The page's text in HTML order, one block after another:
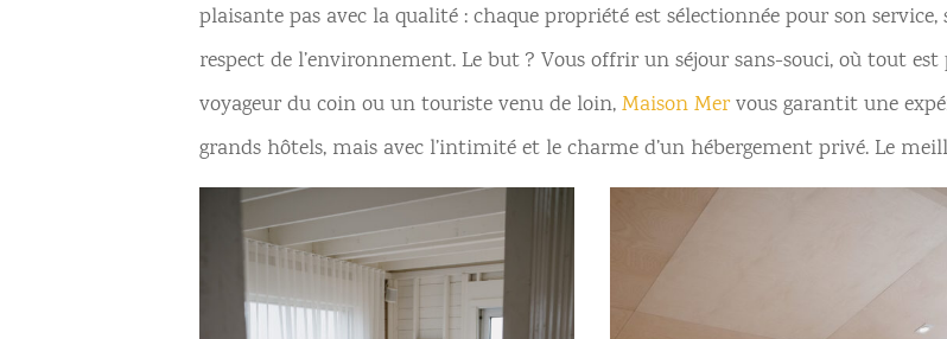
plaisante pas avec la qualité : chaque propriété est sélectionnée pour son
respect de l’environnement. Le but ? Vous offrir un séjour sans-souci, où tout
voyageur du coin ou un touriste venu de loin,Maison Mervous garantit une
grands hôtels, mais avec l’intimité et le charme d’un hébergement privé. Le